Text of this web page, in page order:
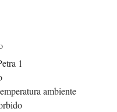
1
ambiente